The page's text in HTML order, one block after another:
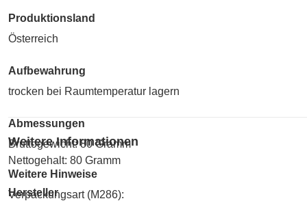
Produktionsland
Österreich
Aufbewahrung
trocken bei Raumtemperatur lagern
Abmessungen
Bruttogewicht: 80 Gramm
Nettogehalt: 80 Gramm
Hersteller
Weitere Informationen
Weitere Hinweise
Verpackungsart (M286):